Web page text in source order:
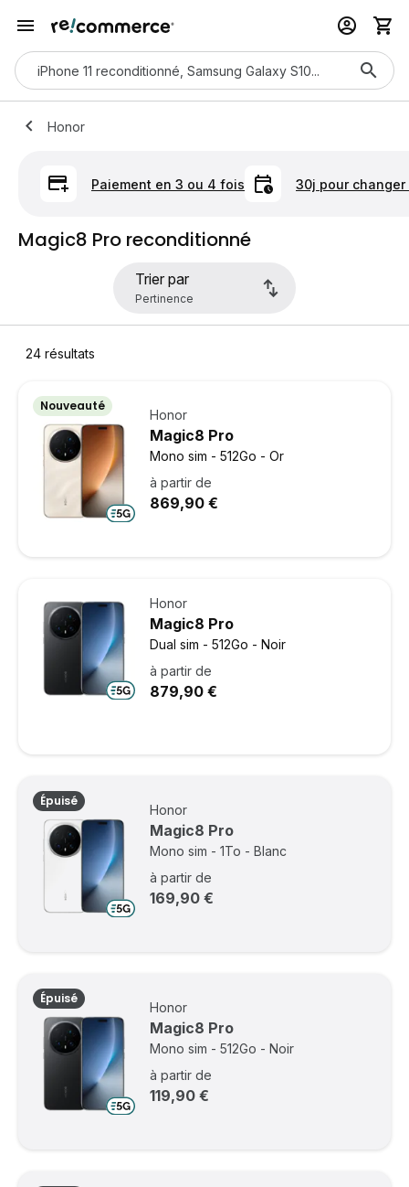
Honor
Paiement en 3 ou 4 fois 30j pour
Magic8 Pro reconditionné
Trier par
24 résultats
Nouveauté
Honor
Magic8 Pro
Mono sim - 512Go - Or
à partir de
869,90 €
Honor
Magic8 Pro
Dual sim - 512Go - Noir
à partir de
879,90 €
Épuisé
Honor
Magic8 Pro
Mono sim - 1To - Blanc
à partir de
169,90 €
Épuisé
Honor
Magic8 Pro
Mono sim - 512Go - Noir
à partir de
119,90 €